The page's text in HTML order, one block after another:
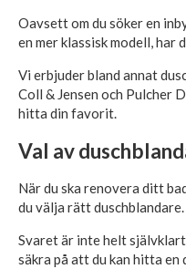
Oavsett om du söker en
en mer klassisk modell, har
Vi erbjuder bland annat
Coll & Jensen och Pulcher
hitta din favorit.
Val av
När du ska renovera ditt
du välja rätt
Svaret är inte helt
säkra på att du kan hitta en